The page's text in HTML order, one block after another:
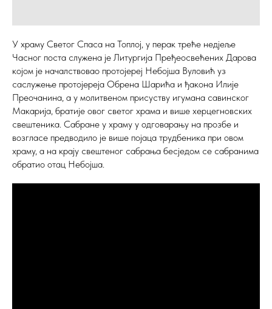
У храму Светог Спаса на Топлој, у перак треће недјеље
Часног поста служена је Литургија Пређеосвећених Дарова
којом је началствовао протојереј Небојша Вуловић уз
саслужење протојереја Обрена Шарића и ђакона Илије
Преочанина, а у молитвеном присуству игумана савинског
Макарија, братије овог светог храма и више херцегновских
свештеника. Сабране у храму у одговарању на прозбе и
возгласе предводило је више појаца трудбеника при овом
храму, а на крају свештеног сабрања бесједом се сабранима
обратио отац Небојша.